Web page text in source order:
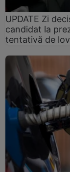
UPDATE Zi
candidat la
tentativă de